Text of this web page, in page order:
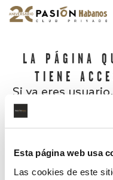
Esta página web usa
Las cookies de este
LA PÁGINA
TIENE
Si ya eres